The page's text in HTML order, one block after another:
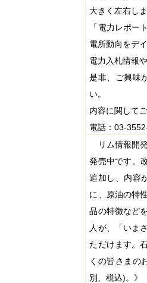
大きく左右しま
「電力レポー
電所動向をデ
電力入札情報
是非、ご興味
い。
内容に関して
電話：03-
リム情報開
発売中です。
追加し、内容
に、原油の特
品の特徴など
人が、「いま
ただけます。
くの皆さまの
別、税込)。》